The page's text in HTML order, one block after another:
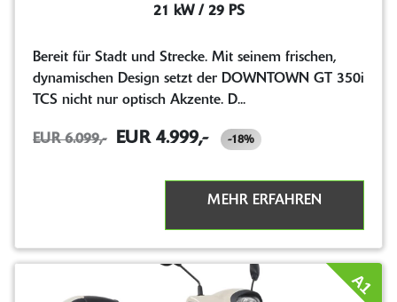
21 kW / 29 PS
Bereit für Stadt und Strecke. Mit seinem frischen,
dynamischen Design setzt der DOWNTOWN GT 350i
TCS nicht nur optisch Akzente. D...
EUR 6.099,- EUR 4.999,- -18%
MEHR ERFAHREN
A1